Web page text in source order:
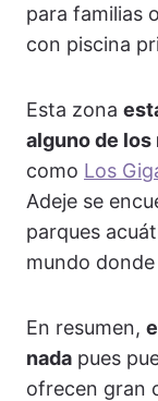
para familias
con piscina
Esta zona
alguno de
como Los
Adeje se
parques
mundo
En resumen,
nada pues
ofrecen gran